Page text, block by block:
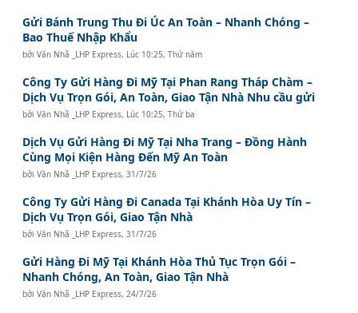
Gửi Bánh Trung Thu Đi Úc An Toàn – Nhanh Chóng –
Bao Thuế Nhập Khẩu
bởiVăn Nhã _LHP Express, Lúc 10:25, Thứ năm
Công Ty Gửi Hàng Đi Mỹ Tại Phan Rang Tháp Chàm –
Dịch Vụ Trọn Gói, An Toàn, Giao Tận Nhà Nhu cầu gửi
bởiVăn Nhã _LHP Express, Lúc 10:25, Thứ ba
Dịch Vụ Gửi Hàng Đi Mỹ Tại Nha Trang – Đồng Hành
Cùng Mọi Kiện Hàng Đến Mỹ An Toàn
bởiVăn Nhã _LHP Express,31/7/26
Công Ty Gửi Hàng Đi Canada Tại Khánh Hòa Uy Tín –
Dịch Vụ Trọn Gói, Giao Tận Nhà
bởiVăn Nhã _LHP Express,31/7/26
Gửi Hàng Đi Mỹ Tại Khánh Hòa Thủ Tục Trọn Gói –
Nhanh Chóng, An Toàn, Giao Tận Nhà
bởiVăn Nhã _LHP Express, 24/7/26